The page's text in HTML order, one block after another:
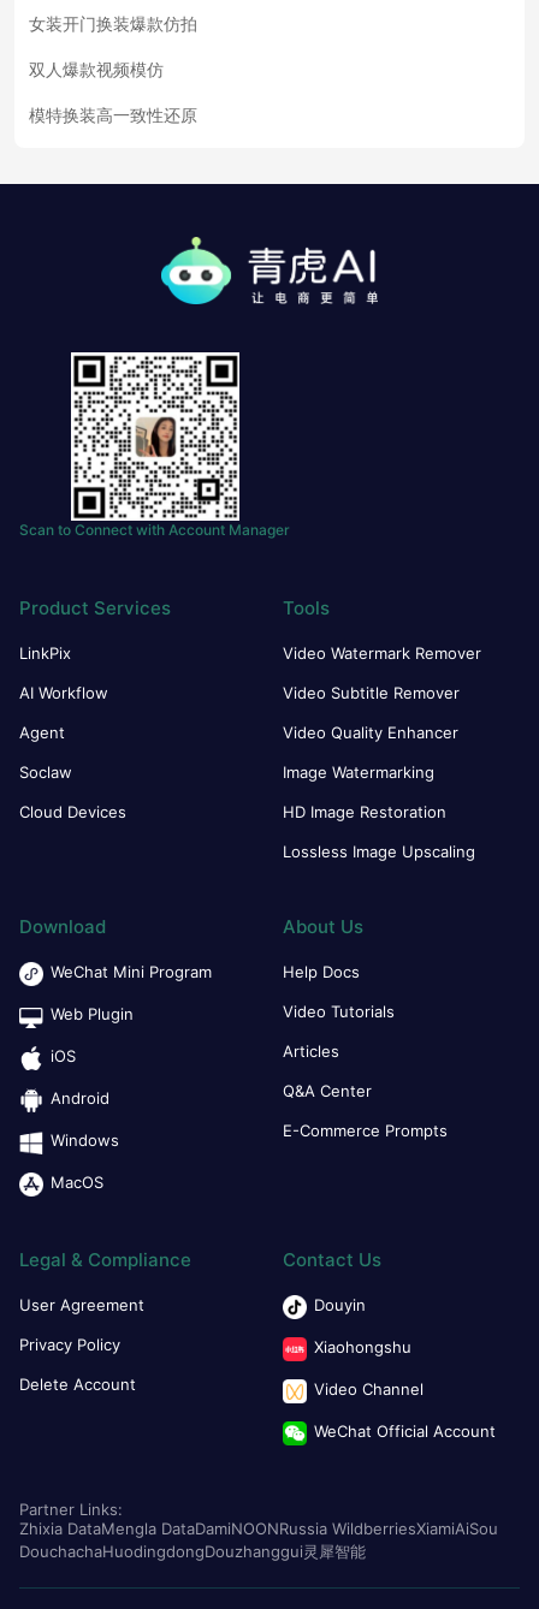
女装开门换装爆款仿拍
双人爆款视频模仿
模特换装高一致性还原
Scan to Connect with Account Manager
Product Services
LinkPix
AI Workflow
Agent
Soclaw
Cloud Devices
Tools
Video Watermark Remover
Video Subtitle Remover
Video Quality Enhancer
Image Watermarking
HD Image Restoration
Lossless Image Upscaling
Download
WeChat Mini Program
Web Plugin
iOS
Android
Windows
MacOS
About Us
Help Docs
Video Tutorials
Articles
Q&A Center
E-Commerce Prompts
Legal & Compliance
User Agreement
Privacy Policy
Delete Account
Contact Us
Douyin
Xiaohongshu
Video Channel
WeChat Official Account
Partner Links:
Zhixia DataMengla DataDamiNOONRussia WildberriesXiamiAiSou
DouchachaHuodingdongDouzhanggui灵犀智能